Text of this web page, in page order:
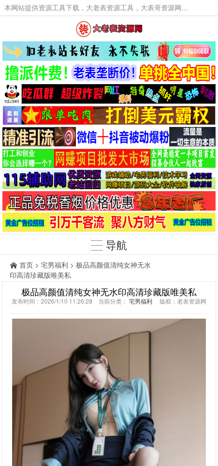
本网站提供资源工具下载，大老表资源工具，大表哥资源网软件工具，大老表资源下载，活动线报福利资源分享,活动线报，大型网游经典游戏，网络热门技术游戏辅助交流与分享。
导航
首页 > 宅男福利 > 极品高颜值清纯女神无水
印高清珍藏版唯美私
极品高颜值清纯女神无水印高清珍藏版唯美私
发布时间：2026/1/10 11:26:28 当前分类： 宅男福利 版权：老表资源网